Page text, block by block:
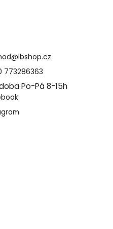
@lbshop.cz
773286363
Po-Pá 8-15h